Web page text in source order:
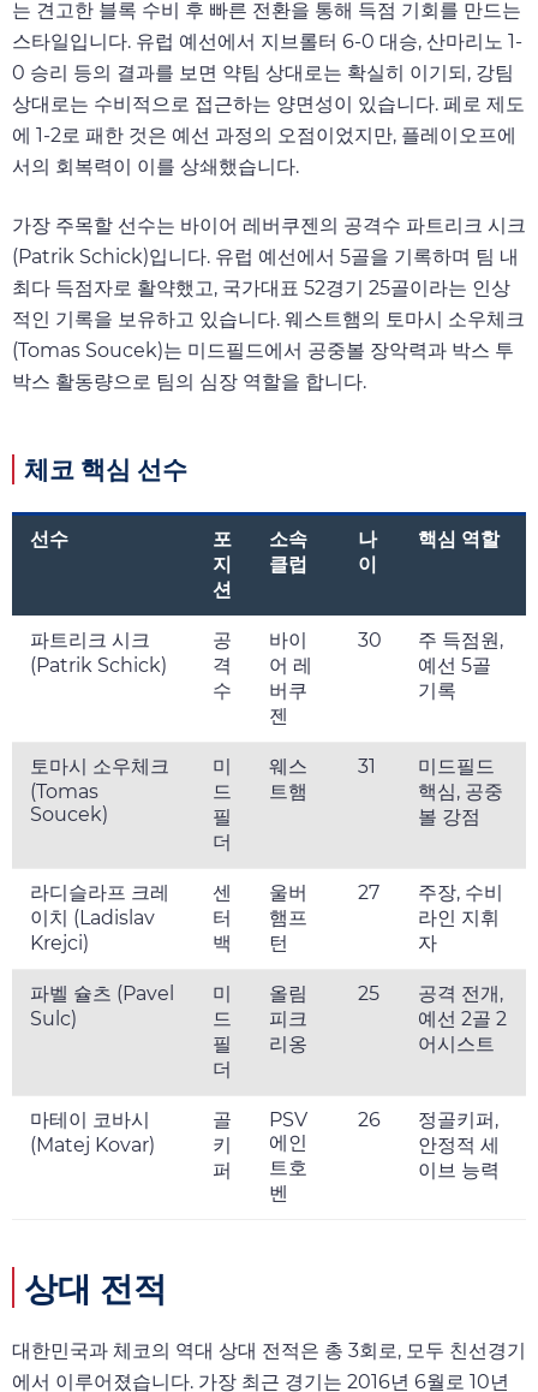
는 견고한 블록 수비 후 빠른 전환을 통해 득점 기회를 만드는
스타일입니다. 유럽 예선에서 지브롤터 6-0 대승, 산마리노 1-
0 승리 등의 결과를 보면 약팀 상대로는 확실히 이기되, 강팀
상대로는 수비적으로 접근하는 양면성이 있습니다. 페로 제도
에 1-2로 패한 것은 예선 과정의 오점이었지만, 플레이오프에
서의 회복력이 이를 상쇄했습니다.
가장 주목할 선수는 바이어 레버쿠젠의 공격수 파트리크 시크
(Patrik Schick)입니다. 유럽 예선에서 5골을 기록하며 팀 내
최다 득점자로 활약했고, 국가대표 52경기 25골이라는 인상
적인 기록을 보유하고 있습니다. 웨스트햄의 토마시 소우체크
(Tomas Soucek)는 미드필드에서 공중볼 장악력과 박스 투
박스 활동량으로 팀의 심장 역할을 합니다.
체코 핵심 선수
선수
포
지
션
소속
클럽
나
이
핵심 역할
파트리크 시크
(Patrik Schick)
공
격
수
바이
어 레
버쿠
젠
30
주 득점원,
예선 5골
기록
토마시 소우체크
(Tomas
Soucek)
미
드
필
더
웨스
트햄
31
미드필드
핵심, 공중
볼 강점
라디슬라프 크레
이치 (Ladislav
Krejci)
센
터
백
울버
햄프
턴
27
주장, 수비
라인 지휘
자
파벨 슐츠 (Pavel
Sulc)
미
드
필
더
올림
피크
리옹
25
공격 전개,
예선 2골 2
어시스트
마테이 코바시
(Matej Kovar)
골
키
퍼
PSV
에인
트호
벤
26
정골키퍼,
안정적 세
이브 능력
상대 전적
대한민국과 체코의 역대 상대 전적은 총 3회로, 모두 친선경기
에서 이루어졌습니다. 가장 최근 경기는 2016년 6월로 10년